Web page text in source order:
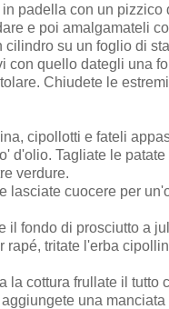
padella con un pizzico
e poi amalgamateli
cilindro su un foglio di
con quello dategli una
Chiudete le
cipollotti e fateli
d'olio. Tagliate le
verdure.
lasciate cuocere per
il fondo di prosciutto a
rapé, tritate l'erba
la cottura frullate il tutto
una